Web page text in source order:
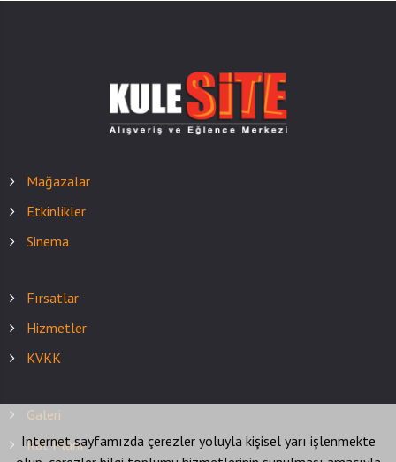
Mağazalar
Etkinlikler
Sinema
Fırsatlar
Hizmetler
KVKK
Galeri
Kat Planı
Internet sayfamızda çerezler yoluyla kişisel yarı işlenmekte